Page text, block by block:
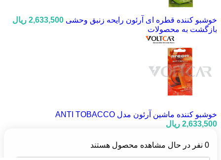
خوشبو کننده قطره ای آرئون رایحه زنبق وحشی 2,633,500 ریال
بازگشت به محصولات
خوشبو کننده ماشین آرئون مدل ANTI TOBACCO
2,633,500 ریال
0 نفر در حال مشاهده محصول هستند